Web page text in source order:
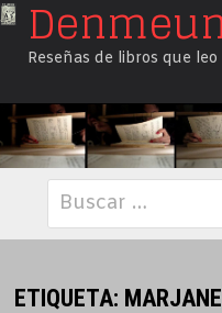
Saltar
Reseñas de libros que leo
Buscar:
ETIQUETA: